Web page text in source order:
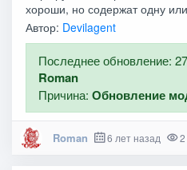
хороши, но содержат одну
Автор: Devilagent
Последнее обновление:
Roman
Причина:Обновление
Roman 6 лет назад 2